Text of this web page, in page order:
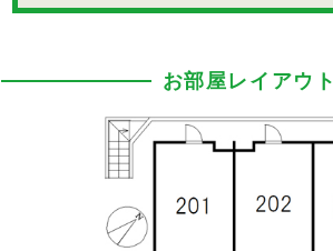
お部屋レイアウト